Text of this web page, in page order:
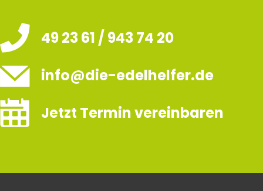
49 23 61 / 943 74 20
info@die-edelhelfer.de
Jetzt Termin vereinbaren